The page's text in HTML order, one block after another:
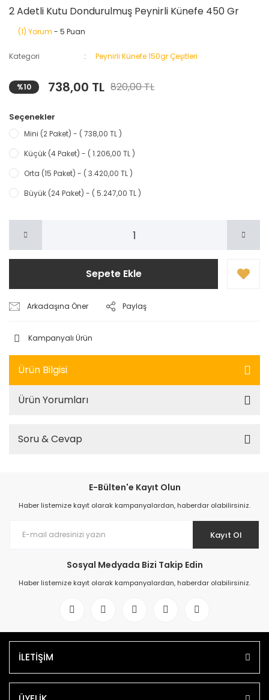
2 Adetli Kutu Dondurulmuş Peynirli Künefe 450 Gr
(1) Yorum - 5 Puan
Kategori Peynirli Künefe 150gr Çeşitleri
%10 738,00 TL 820,00 TL
Seçenekler
Mini (2 Paket) - ( 738,00 TL )
Küçük (4 Paket) - ( 1.206,00 TL )
Orta (15 Paket) - ( 3.420,00 TL )
Büyük (24 Paket) - ( 5.247,00 TL )
Sepete Ekle
Arkadaşına Öner Paylaş
Kampanyalı Ürün
Ürün Bilgisi
Ürün Yorumları
Soru & Cevap
E-Bülten'e Kayıt Olun
Haber listemize kayıt olarak kampanyalardan, haberdar olabilirsiniz.
Kayıt Ol
Sosyal Medyada Bizi Takip Edin
Haber listemize kayıt olarak kampanyalardan, haberdar olabilirsiniz.
İLETİŞİM